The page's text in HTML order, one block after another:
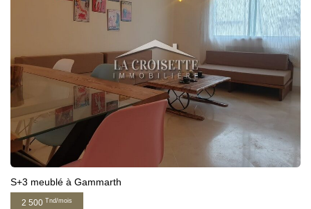
S+3 meublé à Gammarth
2 500 Tnd/mois